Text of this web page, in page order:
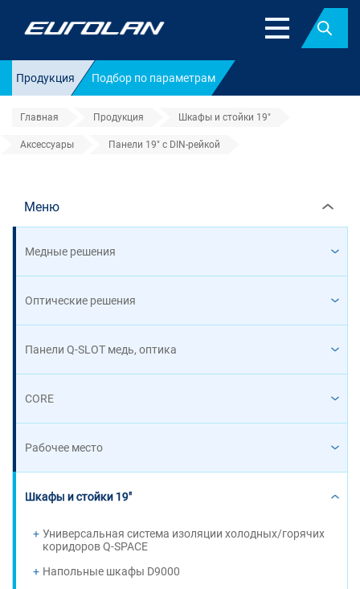
Найти
Продукция Подбор по параметрам
Главная Продукция Шкафы и стойки 19"
Аксессуары Панели 19" с DIN-рейкой
Панели 19" с DIN-рейкой
Меню
Медные решения
Оптические решения
Панели Q-SLOT медь, оптика
CORE
Рабочее место
Шкафы и стойки 19"
Универсальная система изоляции холодных/горячих
коридоров Q-SPACE
Напольные шкафы D9000